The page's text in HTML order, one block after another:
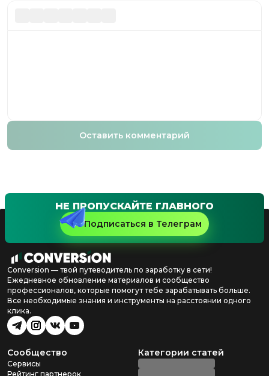
Оставить комментарий
НЕ ПРОПУСКАЙТЕ ГЛАВНОГО
Подписаться в Телеграм
Conversion — твой путеводитель по заработку в сети!
Ежедневное обновление материалов и сообщество
профессионалов, которые помогут тебе зарабатывать больше.
Все необходимые знания и инструменты на расстоянии одного
клика.
Сообщество
Сервисы
Рейтинг партнерок
Категории статей